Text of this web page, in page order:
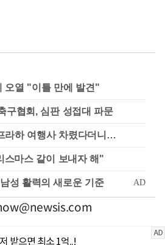
오열 "이틀 만에 발견"
구협회, 심판 성접대 파문
라하 여행사 차렸다더니…
스마스 같이 보내자 해"